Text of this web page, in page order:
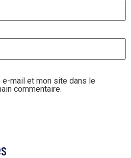
e-mail et mon site dans le
commentaire.